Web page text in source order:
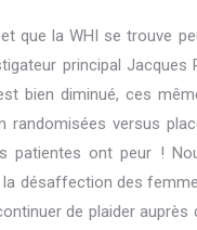
que la WHI se trouve
principal Jacques
bien diminué, ces
versus
patientes ont peur !
désaffection des
de plaider